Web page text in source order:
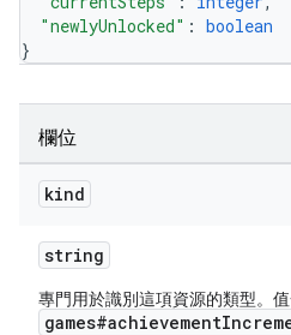
"newlyUnlocked" : boolean
}
欄位
kind
string
專門用於識別這項資源的類型。